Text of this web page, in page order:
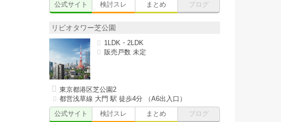
公式サイト
検討スレ まとめ ブログ
リビオタワー芝公園
1LDK・2LDK
販売戸数 未定
東京都港区芝公園2
都営浅草線 大門 駅 徒歩4分 （A6出入口）
公式サイト
検討スレ まとめ ブログ